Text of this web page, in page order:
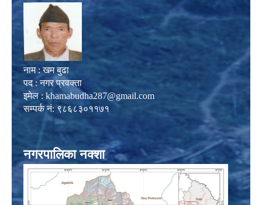
नाम : खम बुढा
पद : नगर प्रवक्ता
इमेल : khamabudha287@gmail.com
सम्पर्क नं: ९८६८३०११७१
नगरपालिका नक्शा